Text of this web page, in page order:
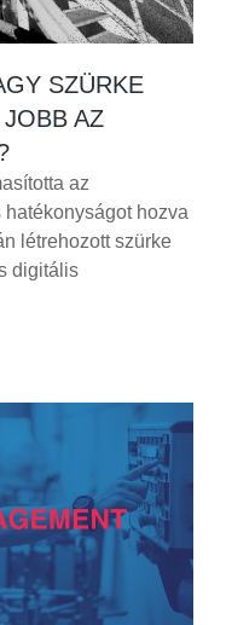
SZÜRKE
AZ
az
hozva
létrehozott szürke
digitális